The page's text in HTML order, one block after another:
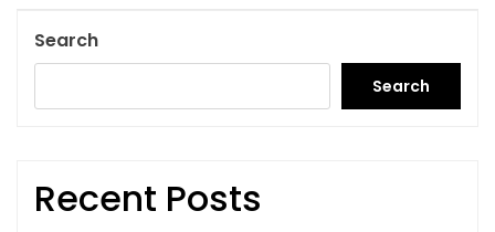
Search
Search
Recent Posts